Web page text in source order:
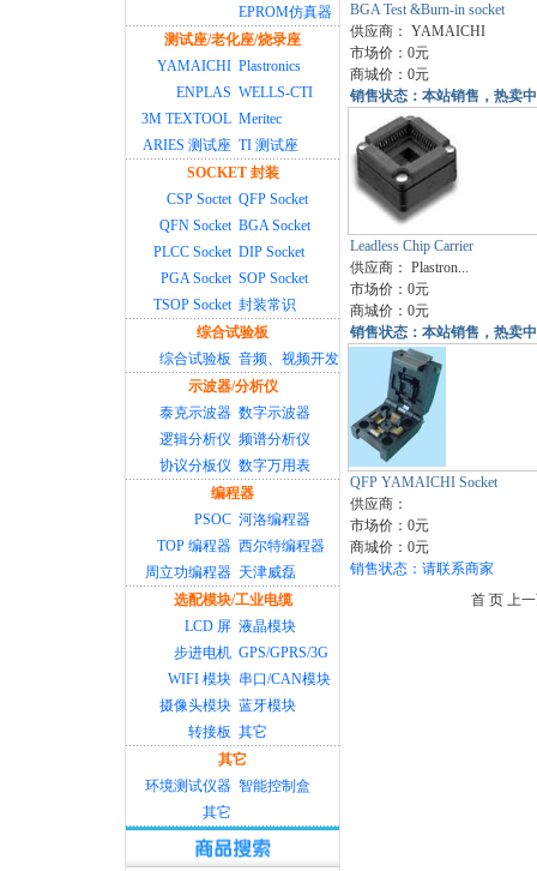
EPROM仿真器
测试座/老化座/烧录座
YAMAICHI Plastronics
ENPLAS WELLS-CTI
3M TEXTOOL Meritec
ARIES 测试座 TI 测试座
SOCKET 封装
CSP Soctet QFP Socket
QFN Socket BGA Socket
PLCC Socket DIP Socket
PGA Socket SOP Socket
TSOP Socket 封装常识
综合试验板
综合试验板 音频、视频开发
示波器/分析仪
泰克示波器 数字示波器
逻辑分析仪 频谱分析仪
协议分板仪 数字万用表
编程器
PSOC 河洛编程器
TOP 编程器 西尔特编程器
周立功编程器 天津威磊
选配模块/工业电缆
LCD 屏 液晶模块
步进电机 GPS/GPRS/3G
WIFI 模块 串口/CAN模块
摄像头模块 蓝牙模块
转接板 其它
其它
环境测试仪器 智能控制盒
其它
BGA Test &Burn-in socket
供应商： YAMAICHI
市场价：0元
商城价：0元
销售状态：本站销售，热卖中
Leadless Chip Carrier
供应商： Plastron...
市场价：0元
商城价：0元
销售状态：本站销售，热卖中
QFP YAMAICHI Socket
供应商：
市场价：0元
商城价：0元
销售状态：请联系商家
首 页 上